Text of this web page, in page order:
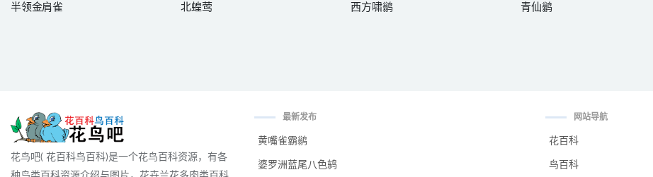
半领金肩雀 北蝗莺 西方啸鹟 青仙鹟
花鸟吧( 花百科鸟百科)是一个花鸟百科资源，有各
最新发布
黄嘴雀霸鹟
婆罗洲蓝尾八色鸫
网站导航
花百科
鸟百科